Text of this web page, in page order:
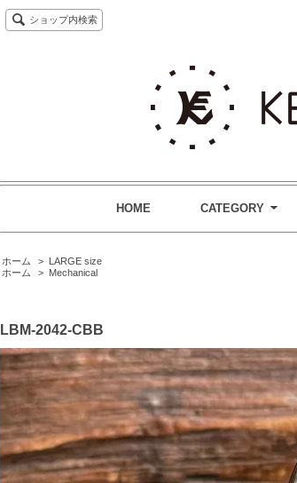
ショップ内検索
HOME CATEGORY
ホーム > LARGE size
ホーム
> Mechanical
LBM-2042-CBB